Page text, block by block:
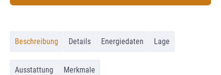
Beschreibung Details Energiedaten Lage
Ausstattung Merkmale